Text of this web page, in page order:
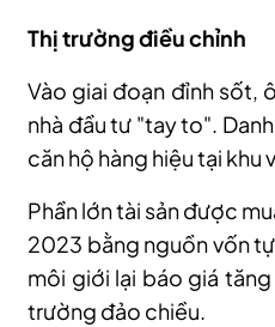
Thị trường điều chỉnh
Vào giai đoạn đỉnh sốt,
nhà đầu tư "tay to".
căn hộ hàng hiệu tại
Phần lớn tài sản được
2023 bằng nguồn vốn
môi giới lại báo giá
trường đảo chiều.